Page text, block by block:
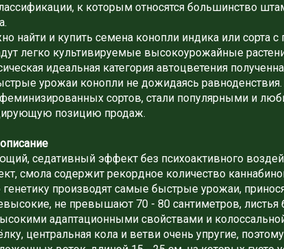
к которым относятся большинство
найти и купить семена конопли индика или сорта
легко культивируемые высокоурожайные
идеальная категория автоцветения
урожаи конопли не дожидаясь
сортов, стали популярными и
позицию продаж.
седативный эффект без психоактивного
смола содержит рекордное количество
производят самые быстрые урожаи,
не превышают 70 - 80 сантиметров, листья
адаптационными свойствами и
центральная кола и ветви очень упругие,